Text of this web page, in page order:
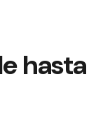
hasta